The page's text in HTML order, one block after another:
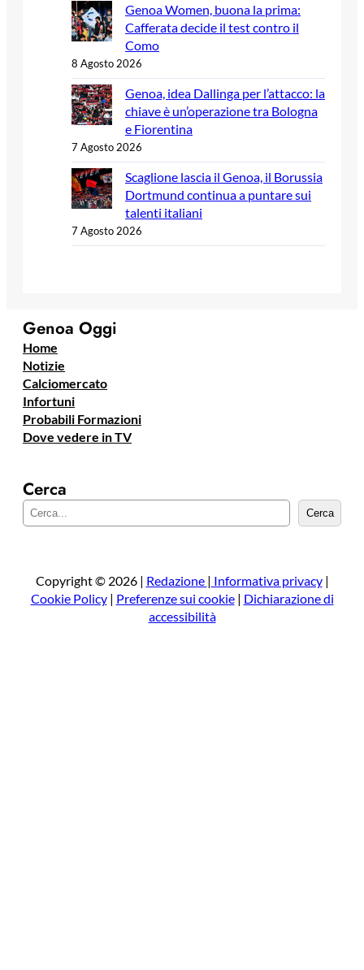
Genoa Women, buona la prima:
Cafferata decide il test contro il
Como
8 Agosto 2026
Genoa, idea Dallinga per l’attacco: la
chiave è un’operazione tra Bologna
e Fiorentina
7 Agosto 2026
Scaglione lascia il Genoa, il Borussia
Dortmund continua a puntare sui
talenti italiani
7 Agosto 2026
Genoa Oggi
Home
Notizie
Calciomercato
Infortuni
Probabili Formazioni
Dove vedere in TV
Cerca
e
a
Cerca
Copyright © 2026 | Redazione | Informativa privacy|
Cookie Policy| Preferenze sui cookie| Dichiarazione di
accessibilità